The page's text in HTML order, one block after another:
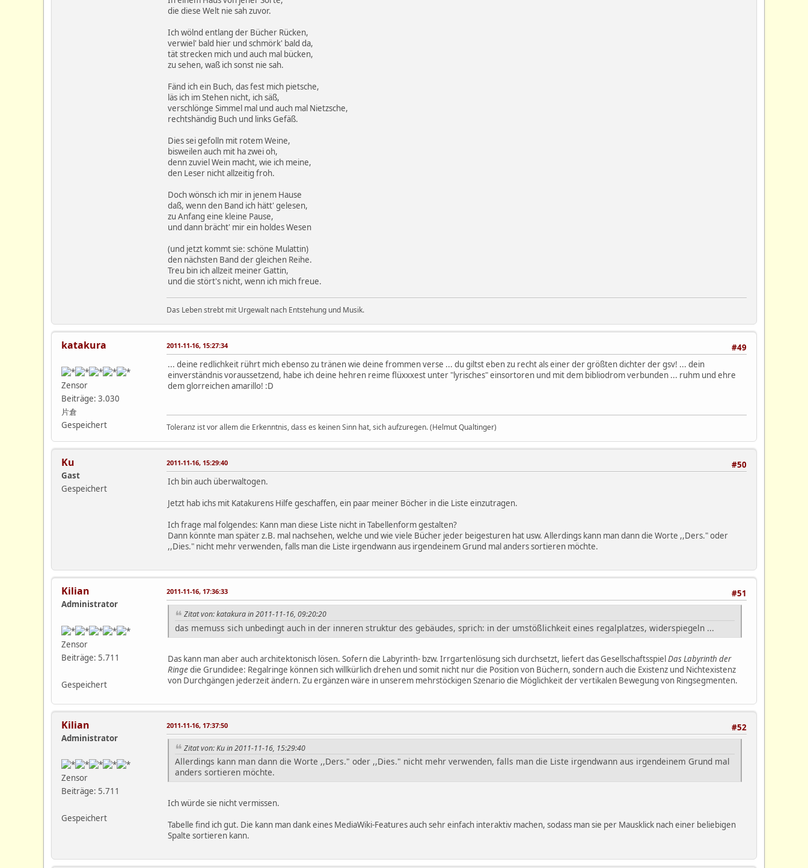
die diese Welt nie sah zuvor.
Ich wölnd entlang der Bücher Rücken,
verwiel' bald hier und schmörk' bald da,
tät strecken mich und auch mal bücken,
zu sehen, waß ich sonst nie sah.
Fänd ich ein Buch, das fest mich pietsche,
läs ich im Stehen nicht, ich säß,
verschlönge Simmel mal und auch mal Nietzsche,
rechtshändig Buch und links Gefäß.
Dies sei gefolln mit rotem Weine,
bisweilen auch mit ha zwei oh,
denn zuviel Wein macht, wie ich meine,
den Leser nicht allzeitig froh.
Doch wönsch ich mir in jenem Hause
daß, wenn den Band ich hätt' gelesen,
zu Anfang eine kleine Pause,
und dann brächt' mir ein holdes Wesen
(und jetzt kommt sie: schöne Mulattin)
den nächsten Band der gleichen Reihe.
Treu bin ich allzeit meiner Gattin,
und die stört's nicht, wenn ich mich freue.
Das Leben strebt mit Urgewalt nach Entstehung und Musik.
katakura
Zensor
Beiträge: 3.030
片倉
Gespeichert
#49
2011-11-16, 15:27:34
... deine redlichkeit rührt mich ebenso zu tränen wie deine frommen verse ... du giltst eben zu recht als einer der größten dichter der gsv! ... dein
einverständnis voraussetzend, habe ich deine hehren reime flüxxxest unter "lyrisches" einsortoren und mit dem bibliodrom verbunden ... ruhm und ehre
dem glorreichen amarillo! :D
Toleranz ist vor allem die Erkenntnis, dass es keinen Sinn hat, sich aufzuregen. (Helmut Qualtinger)
Ku
Gast
Gespeichert
#50
2011-11-16, 15:29:40
Ich bin auch überwaltogen.
Jetzt hab ichs mit Katakurens Hilfe geschaffen, ein paar meiner Böcher in die Liste einzutragen.
Ich frage mal folgendes: Kann man diese Liste nicht in Tabellenform gestalten?
Dann könnte man später z.B. mal nachsehen, welche und wie viele Bücher jeder beigesturen hat usw. Allerdings kann man dann die Worte ,,Ders." oder
,,Dies." nicht mehr verwenden, falls man die Liste irgendwann aus irgendeinem Grund mal anders sortieren möchte.
Kilian
Administrator
Zensor
Beiträge: 5.711
Gespeichert
#51
2011-11-16, 17:36:33
Zitat von: katakura in 2011-11-16, 09:20:20
das memuss sich unbedingt auch in der inneren struktur des gebäudes, sprich: in der umstößlichkeit eines regalplatzes, widerspiegeln ...
Das kann man aber auch architektonisch lösen. Sofern die Labyrinth- bzw. Irrgartenlösung sich durchsetzt, liefert das GesellschaftsspielDas Labyrinth der
Ringedie Grundidee: Regalringe können sich willkürlich drehen und somit nicht nur die Position von Büchern, sondern auch die Existenz und Nichtexistenz
von Durchgängen jederzeit ändern. Zu ergänzen wäre in unserem mehrstöckigen Szenario die Möglichkeit der vertikalen Bewegung von Ringsegmenten.
Kilian
Administrator
Zensor
Beiträge: 5.711
Gespeichert
#52
2011-11-16, 17:37:50
Zitat von: Ku in 2011-11-16, 15:29:40
Allerdings kann man dann die Worte ,,Ders." oder ,,Dies." nicht mehr verwenden, falls man die Liste irgendwann aus irgendeinem Grund mal
anders sortieren möchte.
Ich würde sie nicht vermissen.
Tabelle find ich gut. Die kann man dank eines MediaWiki-Features auch sehr einfach interaktiv machen, sodass man sie per Mausklick nach einer beliebigen
Spalte sortieren kann.